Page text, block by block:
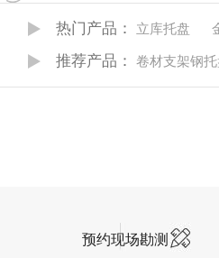
热门产品： 立库托盘
推荐产品： 卷材支架钢托
预约现场勘测